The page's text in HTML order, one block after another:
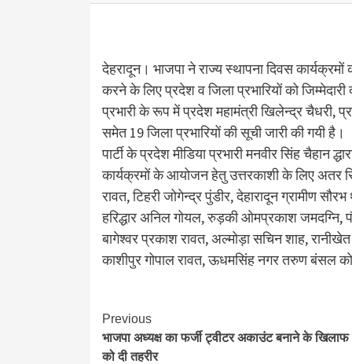
देहरादून। भाजपा ने राज्य स्थापना दिवस
करने के लिए प्रदेश व जिला प्रभारियों को
प्रभारी के रूप में प्रदेश महामंत्री खिलेन्द्र चैधरी,
समेत 19 जिला प्रभारियों की सूची जारी की गयी है।
पार्टी के प्रदेश मीडिया प्रभारी मनवीर सिंह चैहान
कार्यक्रमों के आयोजन हेतु उत्तरकाशी के लिए अतर
रावत, टिहरी जोगेन्द्र पुंडीर, देहारादून ग्रामीण
हरिद्धार अनिल गोयल, रुड़की ओमप्रकाश जमदग्नि,
बागेश्वर प्रकाश रावत, अल्मोड़ा सचिन शाह,
काशीपुर गोपाल रावत, ऊधमसिंह नगर तरुण बंसल को
Continue
Reading
Previous
भाजपा अध्यक्ष का फर्जी ट्वीटर अकाउंट बनाने के
को दी तहरीर